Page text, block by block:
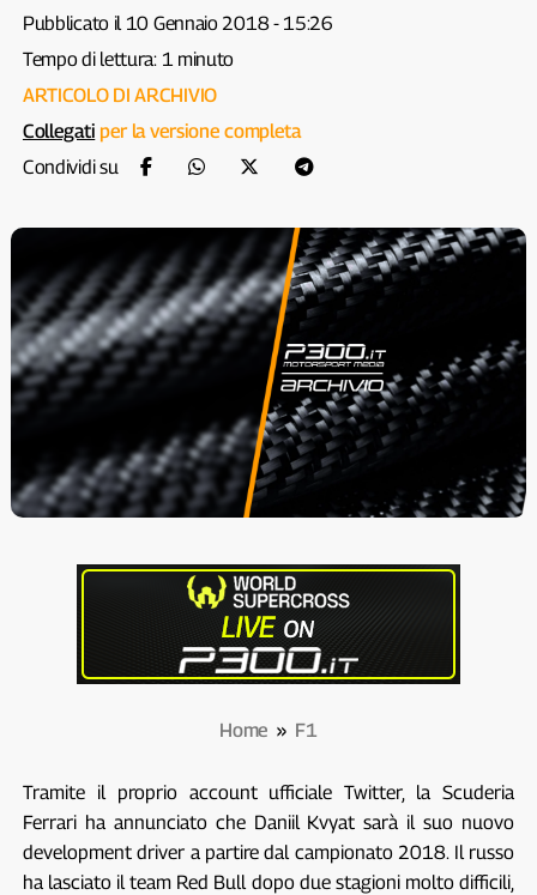
Pubblicato il 10 Gennaio 2018 - 15:26
Tempo di lettura: 1 minuto
ARTICOLO DI ARCHIVIO
Collegati per la versione completa
Condividi su
Home » F1
Tramite il proprio account ufficiale Twitter, la Scuderia
Ferrari ha annunciato che Daniil Kvyat sarà il suo nuovo
development driver a partire dal campionato 2018. Il russo
ha lasciato il team Red Bull dopo due stagioni molto difficili,